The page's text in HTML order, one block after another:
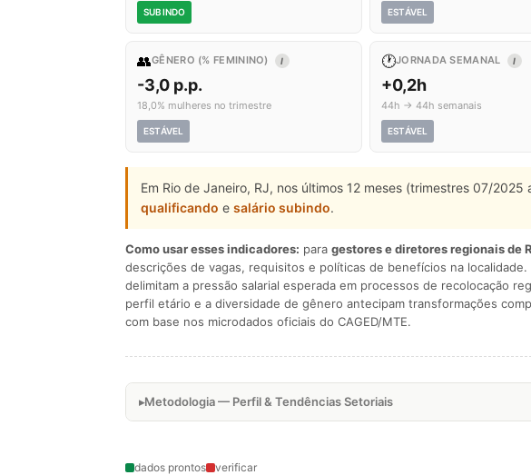
SUBINDO ESTÁVEL
👥GÊNERO (% FEMININO) I
-3,0 p.p.
18,0% mulheres no trimestre
ESTÁVEL
🕐JORNADA SEMANAL I
+0,2h
44h → 44h semanais
ESTÁVEL
Em Rio de Janeiro, RJ, nos últimos 12 meses (trimestres 07/
qualificando e salário subindo.
Como usar esses indicadores: para gestores e diretores regionais de
descrições de vagas, requisitos e políticas de benefícios na localidade.
delimitam a pressão salarial esperada em processos de recolocação
perfil etário e a diversidade de gênero antecipam transformações
com base nos microdados oficiais do CAGED/MTE.
Metodologia — Perfil & Tendências Setoriais
dados prontos verificar